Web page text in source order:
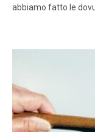
abbiamo fatto le